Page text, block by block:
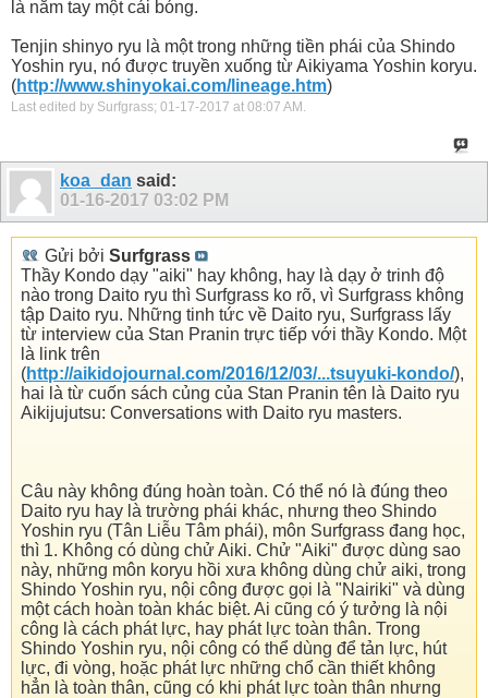
là nắm tay một cái bóng.
Tenjin shinyo ryu là một trong những tiền phái của Shindo
Yoshin ryu, nó được truyền xuống từ Aikiyama Yoshin koryu.
(http://www.shinyokai.com/lineage.htm)
Last edited by Surfgrass; 01-17-2017 at 08:07 AM .
koa_dan said:
01-16-2017 03:02 PM
Gửi bởi Surfgrass
Thầy Kondo dạy "aiki" hay không, hay là dạy ở trinh độ
nào trong Daito ryu thì Surfgrass ko rõ, vì Surfgrass không
tập Daito ryu. Những tinh tức về Daito ryu, Surfgrass lấy
từ interview của Stan Pranin trực tiếp với thầy Kondo. Một
là link trên
(http://aikidojournal.com/2016/12/03/...tsuyuki-kondo/),
hai là từ cuốn sách củng của Stan Pranin tên là Daito ryu
Aikijujutsu: Conversations with Daito ryu masters.
Câu này không đúng hoàn toàn. Có thể nó là đúng theo
Daito ryu hay là trường phái khác, nhưng theo Shindo
Yoshin ryu (Tân Liễu Tâm phái), môn Surfgrass đang học,
thì 1. Không có dùng chử Aiki. Chử "Aiki" được dùng sao
này, những môn koryu hồi xưa không dùng chử aiki, trong
Shindo Yoshin ryu, nội công được gọi là "Nairiki" và dùng
một cách hoàn toàn khác biệt. Ai cũng có ý tưởng là nội
công là cách phát lực, hay phát lực toàn thân. Trong
Shindo Yoshin ryu, nội công có thể dùng để tản lực, hút
lực, đi vòng, hoặc phát lực những chổ cần thiết không
hẳn là toàn thân, cũng có khi phát lực toàn thân nhưng